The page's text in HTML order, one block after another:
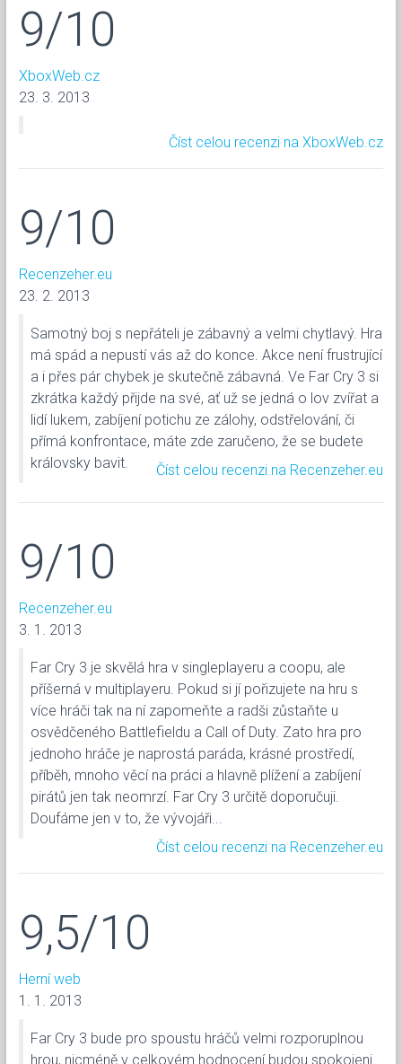
9/10
XboxWeb.cz
23. 3. 2013
Číst celou recenzi na XboxWeb.cz
9/10
Recenzeher.eu
23. 2. 2013
Samotný boj s nepřáteli je zábavný a velmi chytlavý. Hra
má spád a nepustí vás až do konce. Akce není frustrující
a i přes pár chybek je skutečně zábavná. Ve Far Cry 3 si
zkrátka každý přijde na své, ať už se jedná o lov zvířat a
lidí lukem, zabíjení potichu ze zálohy, odstřelování, či
přímá konfrontace, máte zde zaručeno, že se budete
královsky bavit.
Číst celou recenzi na Recenzeher.eu
9/10
Recenzeher.eu
3. 1. 2013
Far Cry 3 je skvělá hra v singleplayeru a coopu, ale
příšerná v multiplayeru. Pokud si jí pořizujete na hru s
více hráči tak na ní zapomeňte a radši zůstaňte u
osvědčeného Battlefieldu a Call of Duty. Zato hra pro
jednoho hráče je naprostá paráda, krásné prostředí,
příběh, mnoho věcí na práci a hlavně plížení a zabíjení
pirátů jen tak neomrzí. Far Cry 3 určitě doporučuji.
Doufáme jen v to, že vývojáři...
Číst celou recenzi na Recenzeher.eu
9,5/10
Herní web
1. 1. 2013
Far Cry 3 bude pro spoustu hráčů velmi rozporuplnou
hrou, nicméně v celkovém hodnocení budou spokojeni